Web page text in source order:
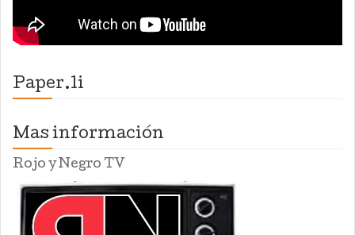
Paper.li
Mas información
Rojo y Negro TV